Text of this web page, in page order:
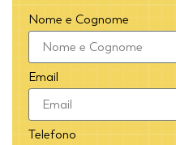
Nome e Cognome
Email
Telefono